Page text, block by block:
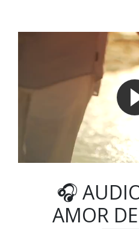
🎧
AMOR